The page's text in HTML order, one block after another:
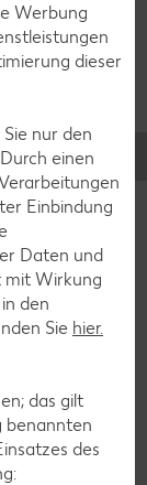
Werbung
dieser
nur den
einen
Einbindung
Daten und
mit Wirkung
den
Sie hier.
das gilt
benannten
des